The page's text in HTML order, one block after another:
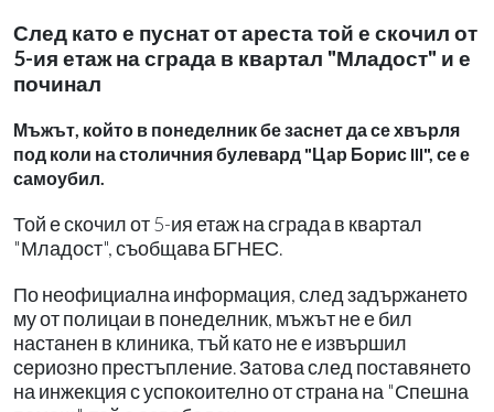
След като е пуснат от ареста той е скочил от
5-ия етаж на сграда в квартал "Младост" и е
починал
Мъжът, който в понеделник бе заснет да се хвърля
под коли на столичния булевард "Цар Борис III", се е
самоубил.
Той е скочил от 5-ия етаж на сграда в квартал
"Младост", съобщава БГНЕС.
По неофициална информация, след задържането
му от полицаи в понеделник, мъжът не е бил
настанен в клиника, тъй като не е извършил
сериозно престъпление. Затова след поставянето
на инжекция с успокоително от страна на "Спешна